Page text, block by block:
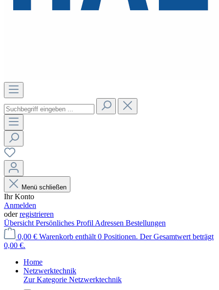
Menü schließen
Ihr Konto
Anmelden
oderregistrieren
Übersicht Persönliches Profil Adressen Bestellungen
0,00 € Warenkorb enthält 0 Positionen. Der Gesamtwert beträgt
0,00 €.
Home
Netzwerktechnik
Zur Kategorie Netzwerktechnik